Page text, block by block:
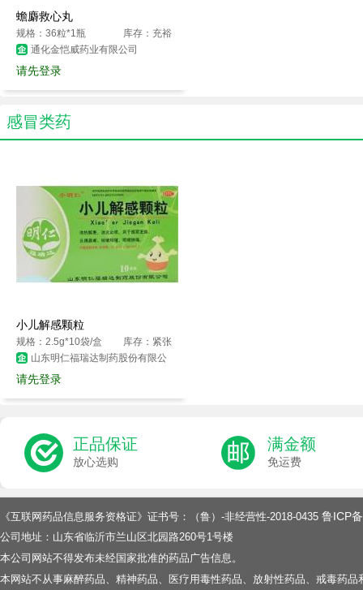
蟾麝救心丸
规格：36粒*1瓶
库存：充裕
通化金恺威药业有限公司
请先登录
感冒类药
小儿解感颗粒
规格：2.5g*10袋/盒
库存：紧张
山东明仁福瑞达制药股份有限公
司
请先登录
正品保证
放心选购
满金额
免运费
《互联网药品信息服务资格证》证书号：（鲁）-非经营性-2018-0435 鲁ICP
公司地址：山东省临沂市兰山区北园路260号1号楼
本公司网站不得发布未经国家批准的药品广告信息。
本网站不从事麻醉药品、精神药品、医疗用毒性药品、放射性药品、戒毒药